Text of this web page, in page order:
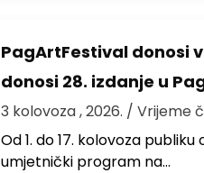
PagArtFestival donosi
donosi 28. izdanje u
3 kolovoza , 2026. / Vrijeme
Od 1. do 17. kolovoza
umjetnički program na…